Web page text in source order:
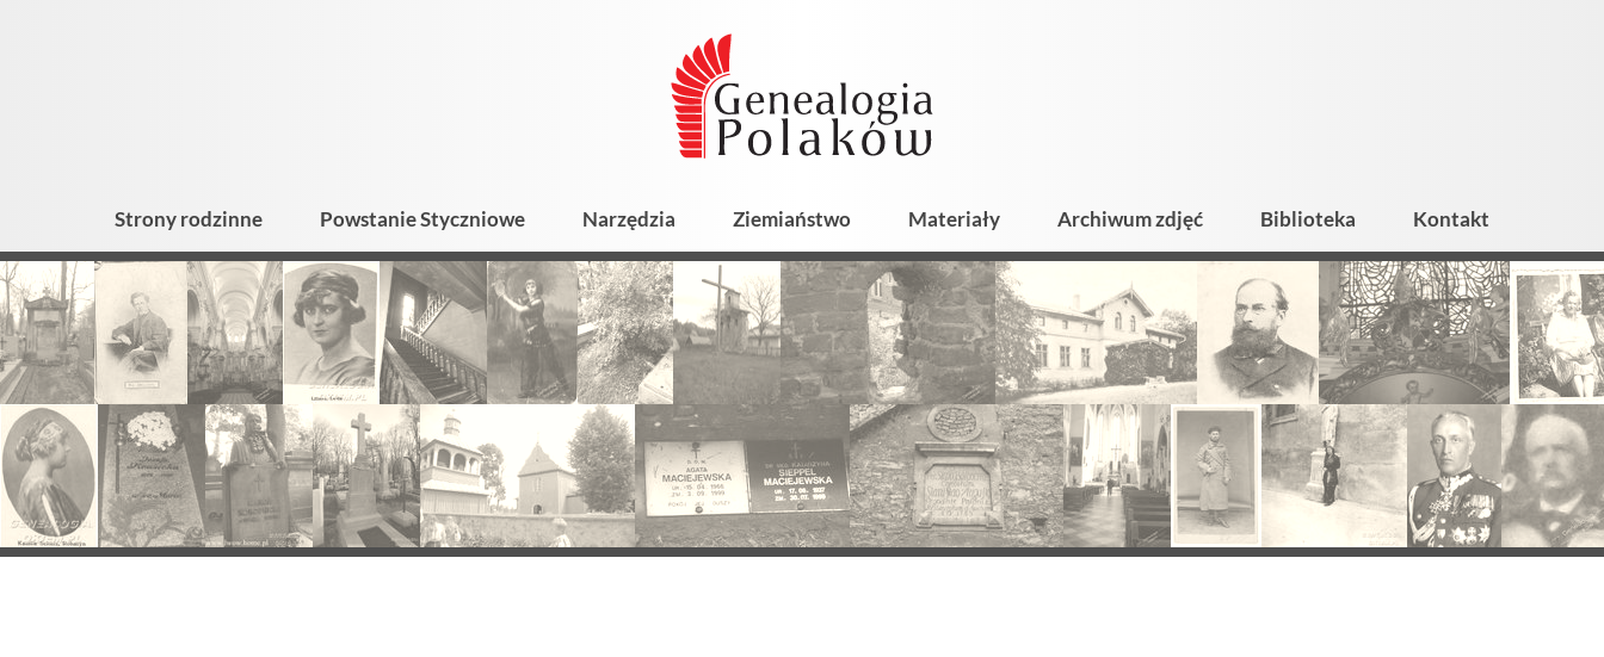
Strony rodzinne Powstanie Styczniowe Narzędzia Ziemiaństwo Materiały Archiwum zdjęć Biblioteka Kontakt